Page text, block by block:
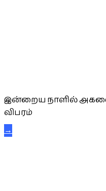
இன்றைய நாளில்
விபரம்
→